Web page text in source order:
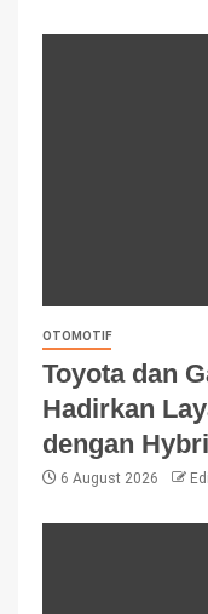
OTOMOTIF
Toyota dan
Hadirkan
dengan
6 August 2026